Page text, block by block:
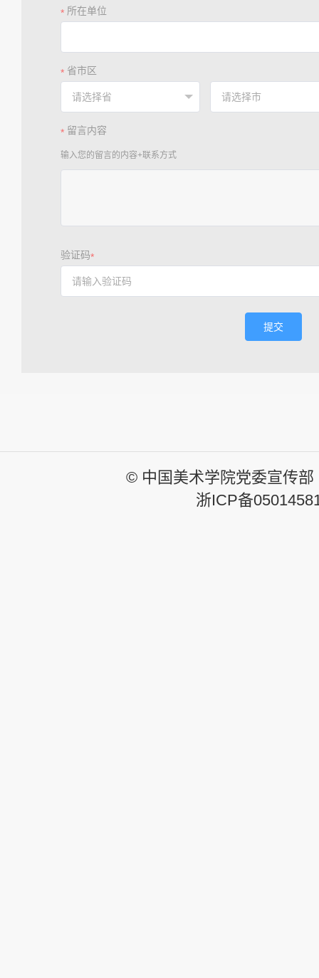
* 所在单位
* 省市区
* 留言内容
输入您的留言的内容+联系方式
验证码*
提交
© 中国美术学院党委宣传
浙ICP备